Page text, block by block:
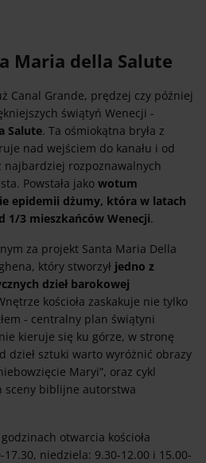
Maria della Salute
Canal Grande, prędzej czy później
świątyń Wenecji -
Salute. Ta ośmiokątna bryła z
nad wejściem do kanału i od
najbardziej rozpoznawalnych
Powstała jako wotum
epidemii dżumy, która w latach
1/3 mieszkańców Wenecji.
za projekt Santa Maria Della
który stworzył jedno z
dzieł barokowej
kościoła zaskakuje nie tylko
- centralny plan świątyni
kieruje się ku górze, w stronę
dzieł sztuki warto wyróżnić obrazy
Maryi”, oraz cykl
sceny biblijne autorstwa
otwarcia kościoła
niedziela: 9.30-12.00 i 15.00-